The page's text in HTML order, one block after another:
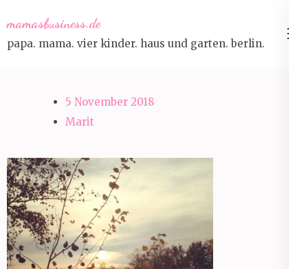
to
content
mamasbusiness.de
papa. mama. vier kinder. haus und garten. berlin.
5 November 2018
Marit